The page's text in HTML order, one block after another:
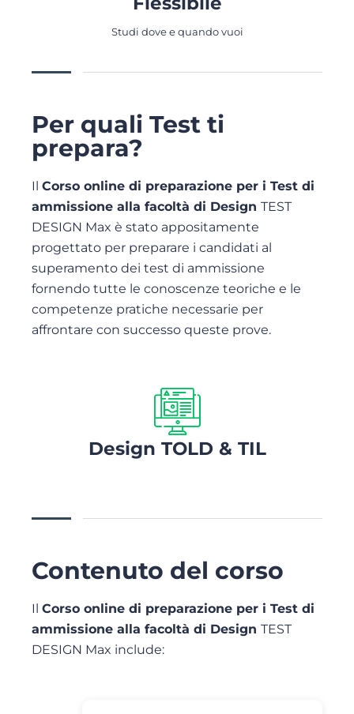
Studi dove e quando vuoi
Per quali Test ti
prepara?
Il Corso online di preparazione per i Test di
ammissione alla facoltà di Design TEST
DESIGN Max è stato appositamente
progettato per preparare i candidati al
superamento dei test di ammissione
fornendo tutte le conoscenze teoriche e le
competenze pratiche necessarie per
affrontare con successo queste prove.
Design TOLD & TIL
Contenuto del corso
Il Corso online di preparazione per i Test di
ammissione alla facoltà di Design TEST
DESIGN Max include: